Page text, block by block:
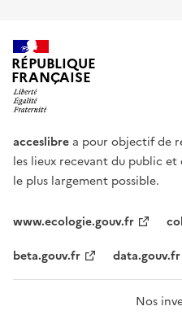
RÉPUBLIQUE
FRANÇAISE
acceslibre a pour objectif de
les lieux recevant du public
le plus largement possible.
www.ecologie.gouv.fr
beta.gouv.fr
data.gouv.fr
Nos